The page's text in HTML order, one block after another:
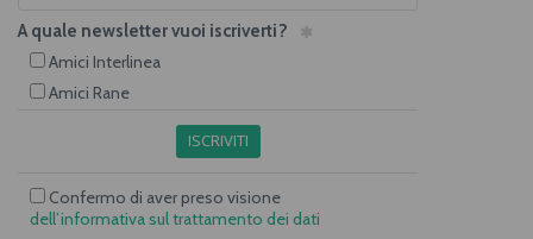
A quale newsletter vuoi iscriverti?
Amici Interlinea
Amici Rane
ISCRIVITI
Confermo di aver preso visione
dell’informativa sul trattamento dei dati